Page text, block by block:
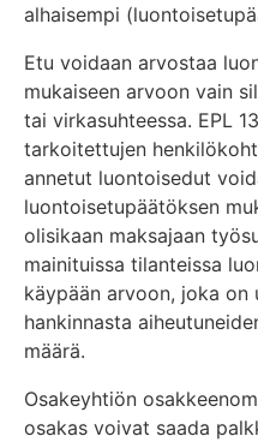
alhaisempi
Etu voidaan arvostaa
mukaiseen arvoon vain
tai virkasuhteessa. EPL
tarkoitettujen
annetut luontoisedut
luontoisetupäätöksen
olisikaan maksajaan
mainituissa tilanteissa
käypään arvoon, joka on
hankinnasta
määrä.
Osakeyhtiön
osakas voivat saada